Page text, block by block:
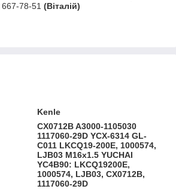
78-51 (Віталій)
Kenle
CX0712B A3000-1105030
1117060-29D YCX-6314 GL-
C011 LKCQ19-200E, 1000574,
LJB03 M16x1.5 YUCHAI
YC4B90: LKCQ19200E,
1000574, LJB03, CX0712B,
1117060-29D